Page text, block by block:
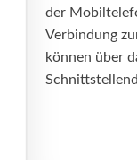
der
Verbindung
können über